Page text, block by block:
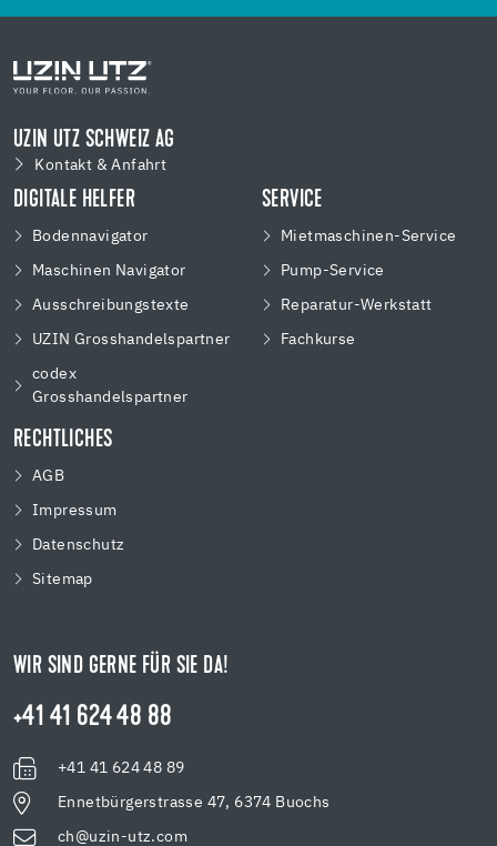
UZIN UTZ SCHWEIZ AG
Kontakt & Anfahrt
DIGITALE HELFER
Bodennavigator
Maschinen Navigator
Ausschreibungstexte
UZIN Grosshandelspartner
codex
Grosshandelspartner
SERVICE
Mietmaschinen-Service
Pump-Service
Reparatur-Werkstatt
Fachkurse
RECHTLICHES
AGB
Impressum
Datenschutz
Sitemap
WIR SIND GERNE FÜR SIE DA!
+41 41 624 48 88
+41 41 624 48 89
Ennetbürgerstrasse 47, 6374 Buochs
ch@uzin-utz.com